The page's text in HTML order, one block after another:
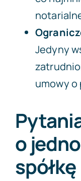
Jedyny
umowy o
o
spółkę